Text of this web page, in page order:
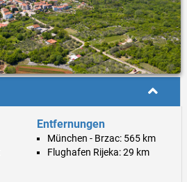
Entfernungen
München - Brzac: 565 km
Flughafen Rijeka: 29 km